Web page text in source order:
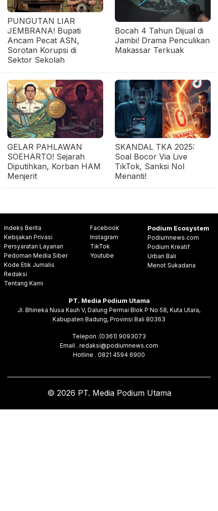
PUNGUTAN LIAR
JEMBRANA! Bupati
Ancam Pecat ASN,
Sorotan Korupsi di
Sektor Sekolah
Bocah 4 Tahun Dijual di
Jambi! Drama Penculikan
Makassar Terkuak
GELAR PAHLAWAN
SOEHARTO! Sejarah
Diputihkan, Korban HAM
Menjerit
SKANDAL TKA 2025:
Soal Bocor Via Live
TikTok, Sanksi Nol
Menanti!
Indeks Berita
Kebijakan Privasi
Persyaratan Layanan
Pedoman Media Siber
Kode Etik Jurnalis
Redaksi
Tentang Kami
Facebook
Instagram
TikTok
Youtube
Podium Ecosystem
Podiumnews.com
Podium Kreatif
Urban Bali
Menot Sukadana
PT. Media Podium Utama
Jl. Bhineka Nusa Kauh V, Dalung Permai Blok P No 58, Kuta Utara,
Kabupaten Badung, Provinsi Bali 80363
Telepon .(0361) 9093073
Email . redaksi@podiumnews.com
Hotline . 0821 4594 6900
© 2026 PT. Media Podium Utama